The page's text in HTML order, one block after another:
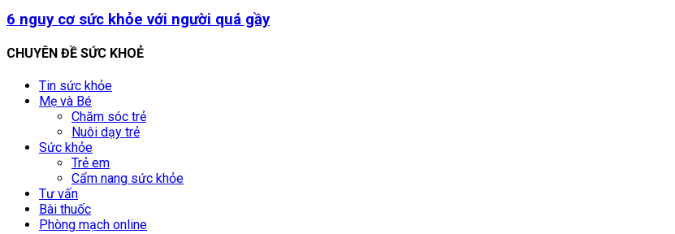
6 nguy cơ sức khỏe với người quá gầy
CHUYÊN ĐỀ SỨC KHOẺ
Tin sức khỏe
Mẹ và Bé
Chăm sóc trẻ
Nuôi dạy trẻ
Sức khỏe
Trẻ em
Cẩm nang sức khỏe
Tư vấn
Bài thuốc
Phòng mạch online